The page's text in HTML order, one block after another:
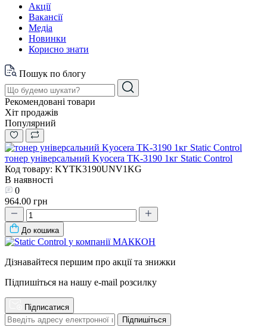
Акції
Вакансії
Медіа
Новинки
Корисно знати
Пошук по блогу
Рекомендовані товари
Хіт продажів
Популярний
тонер універсальний Kyocera TK-3190 1кг Static Control
Код товару: KYTK3190UNV1KG
В наявності
0
964.00 грн
До кошика
Дізнавайтеся першим про акції та знижки
Підпишіться на нашу e-mail розсилку
Підписатися
Підпишіться